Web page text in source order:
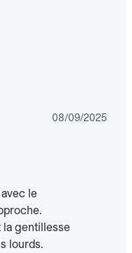
08/09/2025
le
gentillesse
lourds.